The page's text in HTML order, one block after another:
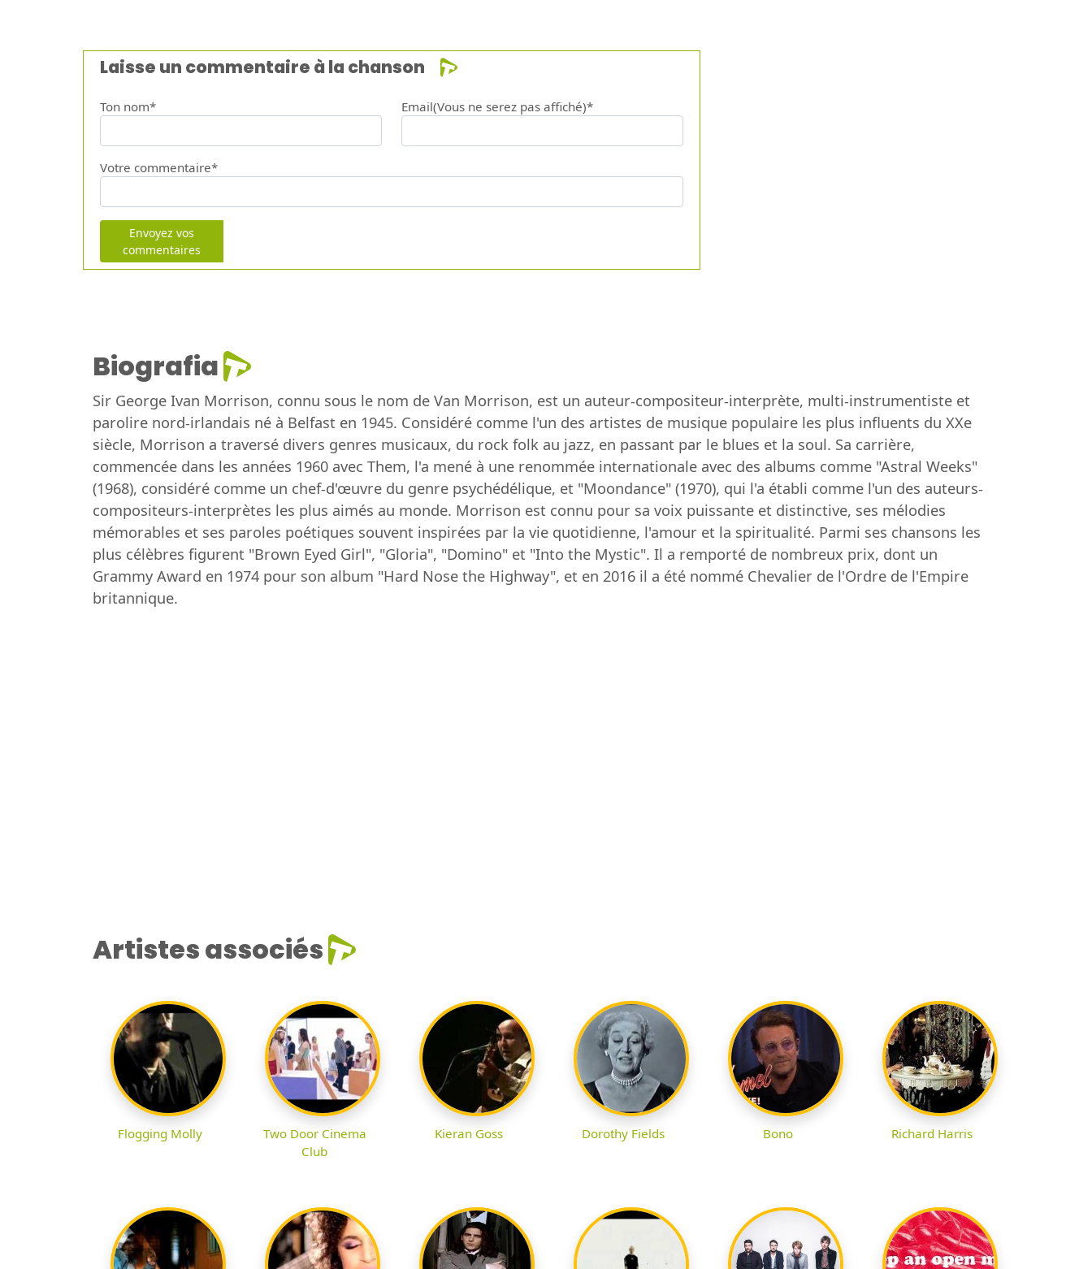
Laisse un commentaire à la chanson
Ton nom* Email(Vous ne serez pas affiché)*
Votre commentaire*
Envoyez vos
commentaires
Biografia
Sir George Ivan Morrison, connu sous le nom de Van Morrison, est un auteur-compositeur-interprète, multi-instrumentiste et
parolire nord-irlandais né à Belfast en 1945. Considéré comme l'un des artistes de musique populaire les plus influents du XXe
siècle, Morrison a traversé divers genres musicaux, du rock folk au jazz, en passant par le blues et la soul. Sa carrière,
commencée dans les années 1960 avec Them, l'a mené à une renommée internationale avec des albums comme "Astral Weeks"
(1968), considéré comme un chef-d'œuvre du genre psychédélique, et "Moondance" (1970), qui l'a établi comme l'un des auteurs-
compositeurs-interprètes les plus aimés au monde. Morrison est connu pour sa voix puissante et distinctive, ses mélodies
mémorables et ses paroles poétiques souvent inspirées par la vie quotidienne, l'amour et la spiritualité. Parmi ses chansons les
plus célèbres figurent "Brown Eyed Girl", "Gloria", "Domino" et "Into the Mystic". Il a remporté de nombreux prix, dont un
Grammy Award en 1974 pour son album "Hard Nose the Highway", et en 2016 il a été nommé Chevalier de l'Ordre de l'Empire
britannique.
Artistes associés
Flogging Molly
Two Door Cinema
Club
Kieran Goss Dorothy Fields Bono Richard Harris